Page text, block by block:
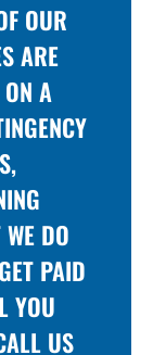
OUR
ARE
A
DO
PAID
YOU
US